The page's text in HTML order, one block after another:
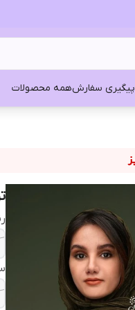
پیگیری سفارشهمه محصولات